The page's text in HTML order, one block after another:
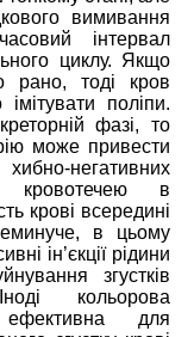
вимивання
інтервал
циклу. Якщо
рано, тоді кров
поліпи.
фазі, то
може привести
негативних
кровотечею в
крові всередині
в цьому
ін’єкції рідини
згустків
кольорова
для